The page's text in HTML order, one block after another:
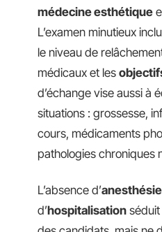
médecine esthétique
L’examen minutieux
le niveau de
médicaux et les
d’échange vise aussi à
situations : grossesse,
cours, médicaments
pathologies chroniques
L’absence d’
d’hospitalisation